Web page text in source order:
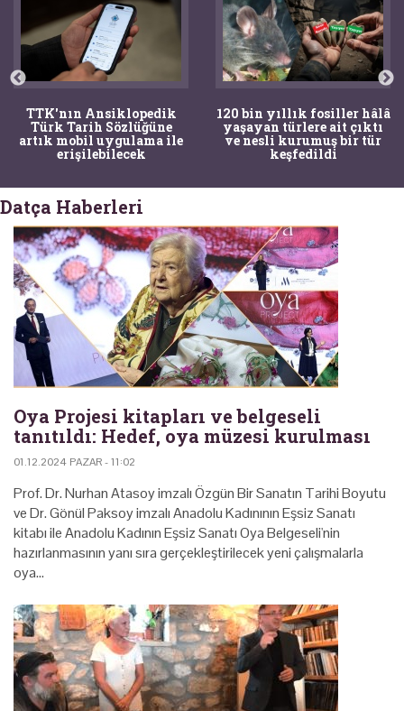
TTK'nın Ansiklopedik
Türk Tarih Sözlüğüne
artık mobil uygulama ile
erişilebilecek
120 bin yıllık fosiller hâlâ
yaşayan türlere ait çıktı
ve nesli kurumuş bir tür
keşfedildi
Datça Haberleri
Oya Projesi kitapları ve belgeseli
tanıtıldı: Hedef, oya müzesi kurulması
01.12.2024 PAZAR - 11:02
Prof. Dr. Nurhan Atasoy imzalı Özgün Bir Sanatın Tarihi Boyutu
ve Dr. Gönül Paksoy imzalı Anadolu Kadınının Eşsiz Sanatı
kitabı ile Anadolu Kadının Eşsiz Sanatı Oya Belgeseli'nin
hazırlanmasının yanı sıra gerçekleştirilecek yeni çalışmalarla
oya…